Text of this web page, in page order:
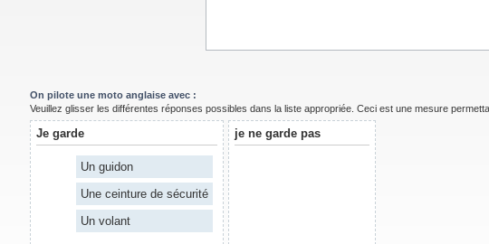
On pilote une moto anglaise avec :
Veuillez glisser les différentes réponses possibles dans la liste appropriée. Ceci est une mesure
Je garde
Un guidon
Une ceinture de sécurité
Un volant
je ne garde pas